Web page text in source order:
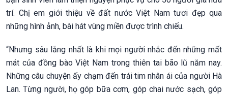
trí. Chị em giới thiệu về đất nước Việt Nam tươi đẹp qua
những hình ảnh, bài hát vùng miền được trình chiếu.
“Nhưng sâu lắng nhất là khi mọi người nhắc đến những mất
mát của đồng bào Việt Nam trong thiên tai bão lũ năm nay.
Những câu chuyện ấy chạm đến trái tim nhân ái của người Hà
Lan. Từng người, họ góp bữa cơm, góp chai nước sạch, góp